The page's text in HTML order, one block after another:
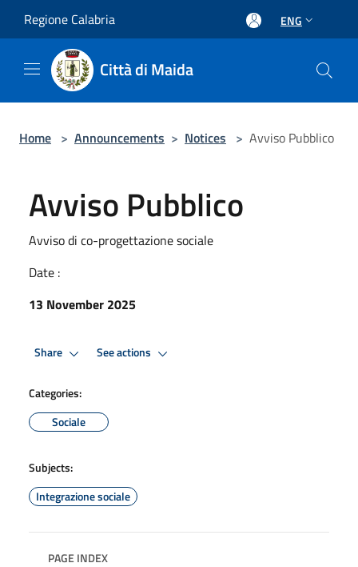
Regione Calabria ENG
Città di Maida
Home > Announcements > Notices > Avviso Pubblico
Avviso Pubblico
Avviso di co-progettazione sociale
Date :
13 November 2025
Share See actions
Categories:
Sociale
Subjects:
Integrazione sociale
PAGE INDEX